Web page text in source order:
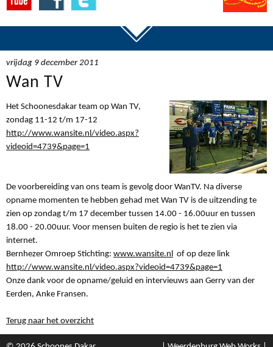
vrijdag 9 december 2011
Wan TV
Het Schoonesdakar team op Wan TV,
zondag 11-12 t/m 17-12
http://www.wansite.nl/video.aspx?
videoid=4739&page=1
De voorbereiding van ons team is gevolg door WanTV. Na diverse
opname momenten te hebben gehad met Wan TV is de uitzending te
zien op zondag t/m 17 december tussen 14.00 - 16.00uur en tussen
18.00 - 20.00uur. Voor mensen buiten de regio is het te zien via
internet.
Bernhezer Omroep Stichting: www.wansite.nl
of op deze link
http://www.wansite.nl/video.aspx?videoid=4739&page=1
Onze dank voor de opname/geluid en intervieuws aan Gerry van der
Eerden, Anke Fransen.
Terug naar het overzicht